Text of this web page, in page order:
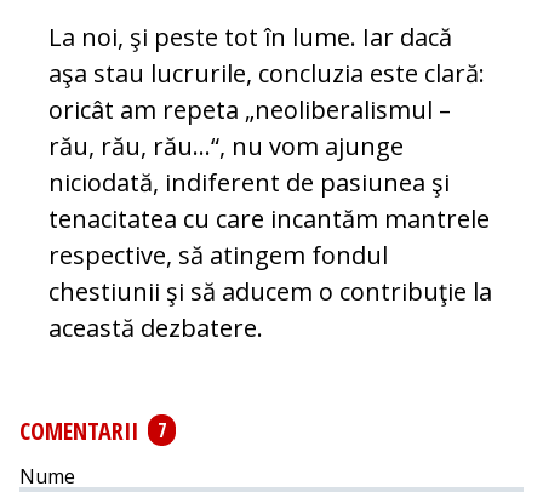
La noi, şi peste tot în lume. Iar dacă
aşa stau lucrurile, concluzia este clară:
oricât am repeta „neoliberalismul –
rău, rău, rău...“, nu vom ajunge
niciodată, indiferent de pasiunea şi
tenacitatea cu care incantăm mantrele
respective, să atingem fondul
chestiunii şi să aducem o contribuţie la
această dezbatere.
COMENTARII
7
Nume